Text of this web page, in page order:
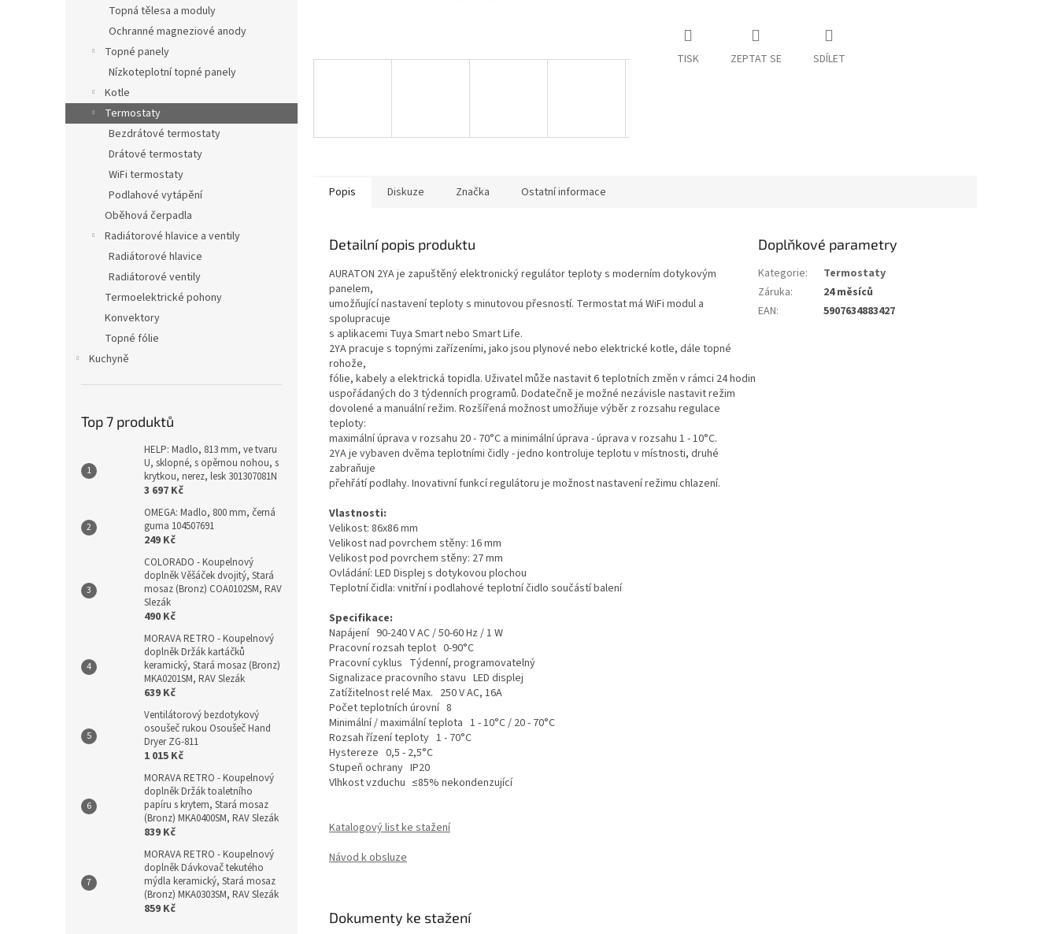
Topná tělesa a moduly
Ochranné magneziové anody
Topné panely
Nízkoteplotní topné panely
Kotle
Termostaty
Bezdrátové termostaty
Drátové termostaty
WiFi termostaty
Podlahové vytápění
Oběhová čerpadla
Radiátorové hlavice a ventily
Radiátorové hlavice
Radiátorové ventily
Termoelektrické pohony
Konvektory
Topné fólie
Kuchyně
Top 7 produktů
HELP: Madlo, 813 mm, ve tvaru
U, sklopné, s opěrnou nohou, s
krytkou, nerez, lesk 301307081N
3 697 Kč
OMEGA: Madlo, 800 mm, černá
guma 104507691
249 Kč
COLORADO - Koupelnový
doplněk Věšáček dvojitý, Stará
mosaz (Bronz) COA0102SM, RAV
Slezák
490 Kč
MORAVA RETRO - Koupelnový
doplněk Držák kartáčků
keramický, Stará mosaz (Bronz)
MKA0201SM, RAV Slezák
639 Kč
Ventilátorový bezdotykový
osoušeč rukou Osoušeč Hand
Dryer ZG-811
1 015 Kč
MORAVA RETRO - Koupelnový
doplněk Držák toaletního
papíru s krytem, Stará mosaz
(Bronz) MKA0400SM, RAV Slezák
839 Kč
MORAVA RETRO - Koupelnový
doplněk Dávkovač tekutého
mýdla keramický, Stará mosaz
(Bronz) MKA0303SM, RAV Slezák
859 Kč
TISK ZEPTAT SE SDÍLET
Popis Diskuze Značka Ostatní informace
Detailní popis produktu
AURATON 2YA je zapuštěný elektronický regulátor teploty s moderním dotykovým
panelem,
umožňující nastavení teploty s minutovou přesností. Termostat má WiFi modul a
spolupracuje
s aplikacemi Tuya Smart nebo Smart Life.
2YA pracuje s topnými zařízeními, jako jsou plynové nebo elektrické kotle, dále topné
rohože,
fólie, kabely a elektrická topidla. Uživatel může nastavit 6 teplotních změn v rámci 24 hodin
uspořádaných do 3 týdenních programů. Dodatečně je možné nezávisle nastavit režim
dovolené a manuální režim. Rozšířená možnost umožňuje výběr z rozsahu regulace
teploty:
maximální úprava v rozsahu 20 - 70°C a minimální úprava - úprava v rozsahu 1 - 10°C.
2YA je vybaven dvěma teplotními čidly - jedno kontroluje teplotu v místnosti, druhé
zabraňuje
přehřátí podlahy. Inovativní funkcí regulátoru je možnost nastavení režimu chlazení.
Vlastnosti:
Velikost: 86x86 mm
Velikost nad povrchem stěny: 16 mm
Velikost pod povrchem stěny: 27 mm
Ovládání: LED Displej s dotykovou plochou
Teplotní čidla: vnitřní i podlahové teplotní čidlo součástí balení
Specifikace:
Napájení 90-240 V AC / 50-60 Hz / 1 W
Pracovní rozsah teplot 0-90°C
Pracovní cyklus Týdenní, programovatelný
Signalizace pracovního stavu LED displej
Zatížitelnost relé Max. 250 V AC, 16A
Počet teplotních úrovní 8
Minimální / maximální teplota 1 - 10°C / 20 - 70°C
Rozsah řízení teploty 1 - 70°C
Hystereze 0,5 - 2,5°C
Stupeň ochrany IP20
Vlhkost vzduchu ≤85% nekondenzující
Katalogový list ke stažení
Návod k obsluze
Dokumenty ke stažení
Doplňkové parametry
Kategorie:
Termostaty
Záruka:
24 měsíců
EAN: 5907634883427